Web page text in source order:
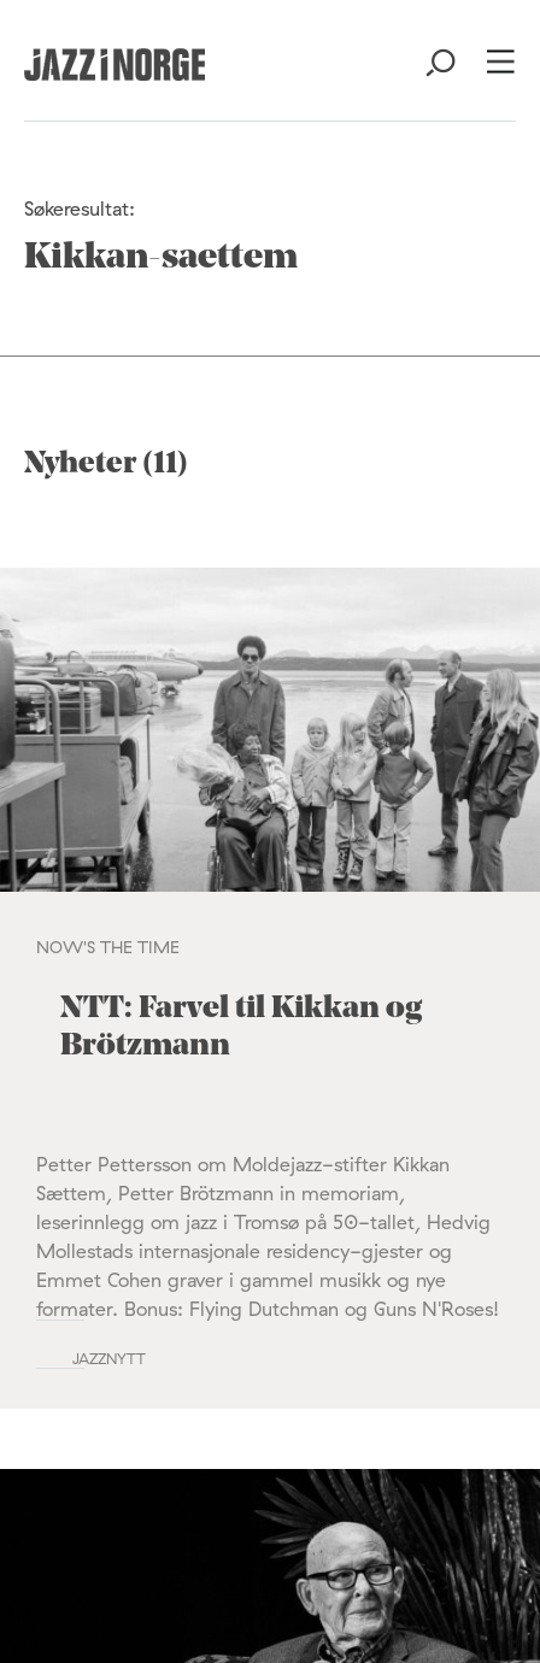
Søkeresultat:
Kikkan-saettem
Nyheter (11)
NOW'S THE TIME
NTT: Farvel til Kikkan og
Brötzmann
Petter Pettersson om Moldejazz-stifter Kikkan
Sættem, Petter Brötzmann in memoriam,
leserinnlegg om jazz i Tromsø på 50-tallet, Hedvig
Mollestads internasjonale residency-gjester og
Emmet Cohen graver i gammel musikk og nye
formater. Bonus: Flying Dutchman og Guns N'Roses!
JAZZNYTT